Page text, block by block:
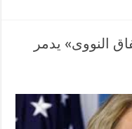
النووى» يدمر